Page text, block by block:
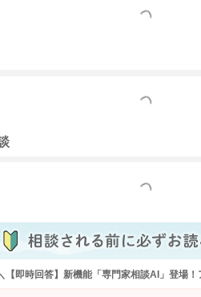
もっと見る
もっと見る
もっと見る
【即時回答】新機能「専門家相談AI」登場